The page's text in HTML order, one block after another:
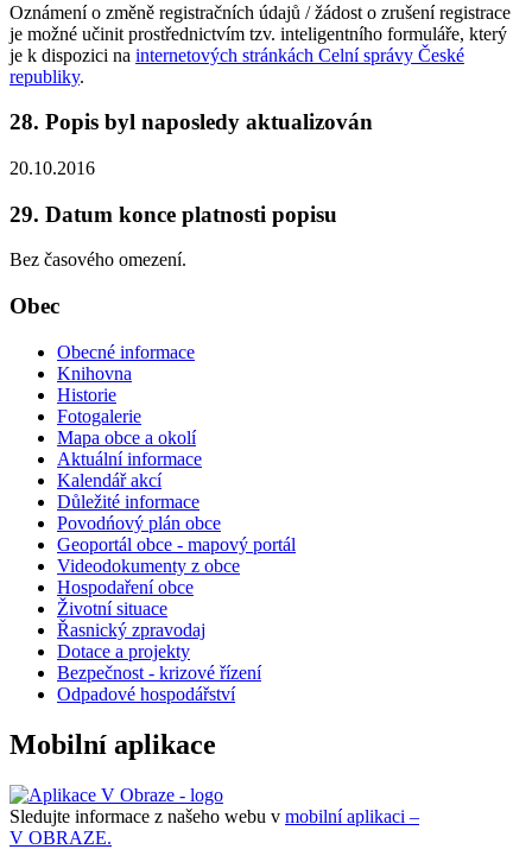
Oznámení o změně registračních údajů / žádost o zrušení registrace
je možné učinit prostřednictvím tzv. inteligentního formuláře, který
je k dispozici na internetových stránkách Celní správy České
republiky.
28. Popis byl naposledy aktualizován
20.10.2016
29. Datum konce platnosti popisu
Bez časového omezení.
Obec
Obecné informace
Knihovna
Historie
Fotogalerie
Mapa obce a okolí
Aktuální informace
Kalendář akcí
Důležité informace
Povodńový plán obce
Geoportál obce - mapový portál
Videodokumenty z obce
Hospodaření obce
Životní situace
Řasnický zpravodaj
Dotace a projekty
Bezpečnost - krizové řízení
Odpadové hospodářství
Mobilní aplikace
Sledujte informace z našeho webu v mobilní aplikaci –
V OBRAZE.